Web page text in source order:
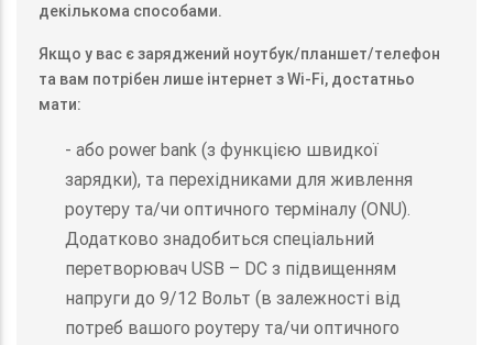
декількома способами.
Якщо у вас є заряджений ноутбук/планшет/телефон
та вам потрібен лише інтернет з Wi-Fi, достатньо
мати:
- або power bank (з функцією швидкої
зарядки), та перехідниками для живлення
роутеру та/чи оптичного терміналу (ONU).
Додатково знадобиться спеціальний
перетворювач USB – DC з підвищенням
напруги до 9/12 Вольт (в залежності від
потреб вашого роутеру та/чи оптичного